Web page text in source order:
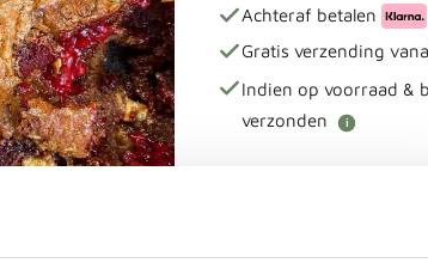
Achteraf betalen
Gratis verzending
Indien op voorraad &
verzonden
i